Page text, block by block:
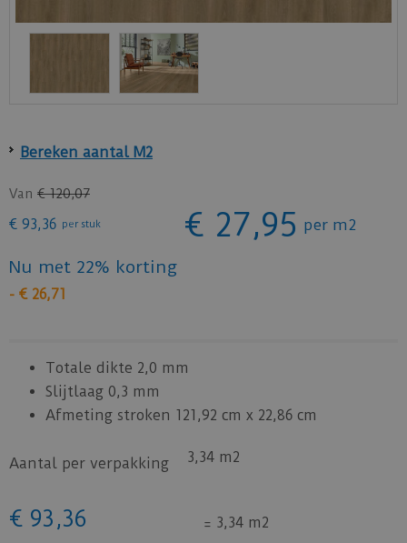
Bereken aantal M2
Van € 120,07
€ 93,36 per stuk € 27,95 per m2
Nu met 22% korting
- € 26,71
Totale dikte 2,0 mm
Slijtlaag 0,3 mm
Afmeting stroken 121,92 cm x 22,86 cm
Aantal per verpakking 3,34 m2
€ 93 ,36 = 3,34 m2